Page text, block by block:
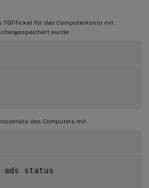
TGT-Ticket für das Computerkonto mit
wurde:
des Computers mit:
ads status